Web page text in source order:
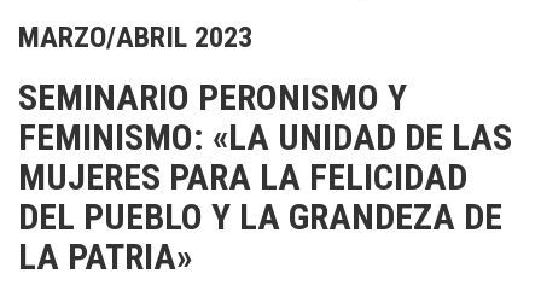
MARZO/ABRIL 2023
SEMINARIO PERONISMO Y
FEMINISMO: «LA UNIDAD DE LAS
MUJERES PARA LA FELICIDAD
DEL PUEBLO Y LA GRANDEZA DE
LA PATRIA»